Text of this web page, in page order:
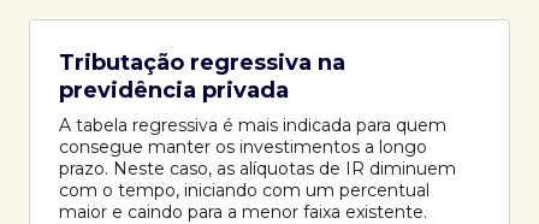
Tributação regressiva na
previdência privada
A tabela regressiva é mais indicada para quem
consegue manter os investimentos a longo
prazo. Neste caso, as alíquotas de IR diminuem
com o tempo, iniciando com um percentual
maior e caindo para a menor faixa existente.